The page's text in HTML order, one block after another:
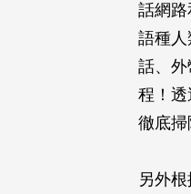
話網
語種
話、
程！透
徹底掃
另外